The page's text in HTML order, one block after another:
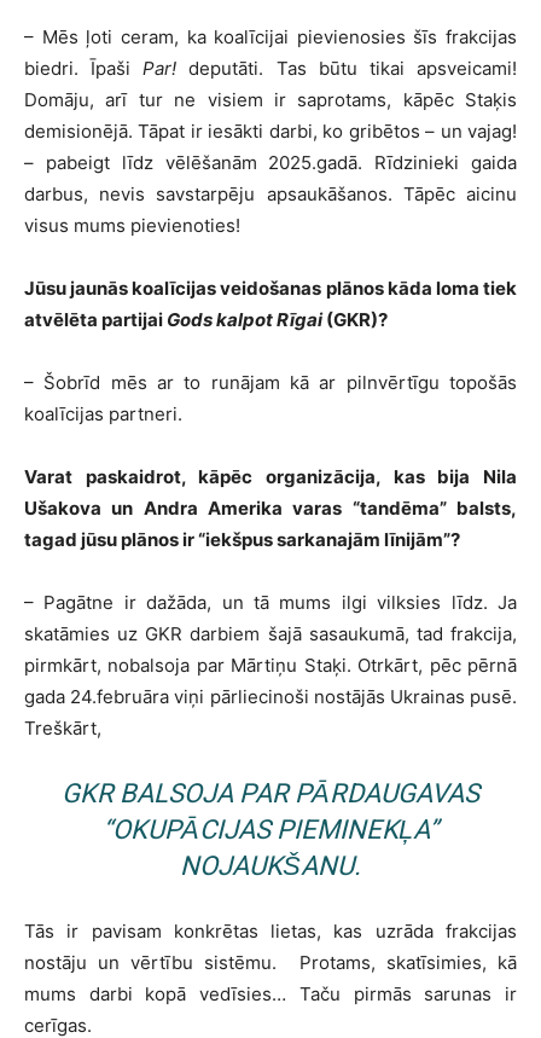
– Mēs ļoti ceram, ka koalīcijai pievienosies šīs frakcijas
biedri. ĪpašiPar! deputāti. Tas būtu tikai apsveicami!
Domāju, arī tur ne visiem ir saprotams, kāpēc Staķis
demisionējā. Tāpat ir iesākti darbi, ko gribētos – un vajag!
– pabeigt līdz vēlēšanām 2025.gadā. Rīdzinieki gaida
darbus, nevis savstarpēju apsaukāšanos. Tāpēc aicinu
visus mums pievienoties!
Jūsu jaunās koalīcijas veidošanas plānos kāda loma tiek
atvēlēta partijai Gods kalpot Rīgai(GKR)?
– Šobrīd mēs ar to runājam kā ar pilnvērtīgu topošās
koalīcijas partneri.
Varat paskaidrot, kāpēc organizācija, kas bija Nila
Ušakova un Andra Amerika varas “tandēma” balsts,
tagad jūsu plānos ir “iekšpus sarkanajām līnijām”?
– Pagātne ir dažāda, un tā mums ilgi vilksies līdz. Ja
skatāmies uz GKR darbiem šajā sasaukumā, tad frakcija,
pirmkārt, nobalsoja par Mārtiņu Staķi. Otrkārt, pēc pērnā
gada 24.februāra viņi pārliecinoši nostājās Ukrainas pusē.
Treškārt,
GKR BALSOJA PAR PĀRDAUGAVAS
“OKUPĀCIJAS PIEMINEKĻA”
NOJAUKŠANU.
Tās ir pavisam konkrētas lietas, kas uzrāda frakcijas
nostāju un vērtību sistēmu. Protams, skatīsimies, kā
mums darbi kopā vedīsies… Taču pirmās sarunas ir
cerīgas.